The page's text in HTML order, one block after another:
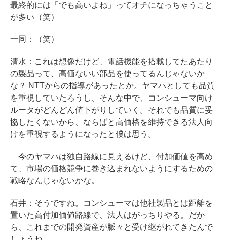
最終的には「でも高いよね」ってオチになっちゃうこと
が多い（笑）
一同：（笑）
清水：これは想像だけど、電話機能を搭載してたあたり
の製品って、高価ないい部品を使ってるんじゃないか
な？ NTTからの指導があったとか。ヤマハとしても品質
を重視していたろうし、そんな中で、コンシューマ向け
ルータがどんどん値下がりしていく。それでも品質に妥
協したくないから、ならばと高価格を維持できる法人向
けを重視するようになったと僕は思う。
今のヤマハは独自路線に見えるけど、付加価値を高め
て、市場の価格競争に巻き込まれないようにするための
戦略なんじゃないかな。
石井：そうですね。コンシューマは他社製品とは距離を
置いた高付加価値路線で、法人はがっちりやる。だか
ら、これまでの開発資産が脈々と受け継がれてきたんで